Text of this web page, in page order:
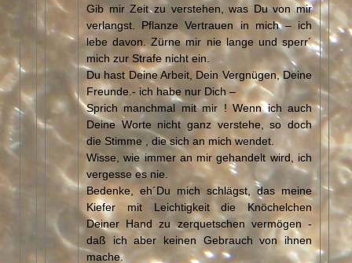
Gib mir Zeit zu verstehen, was Du von mir
verlangst. Pflanze Vertrauen in mich – ich
lebe davon. Zürne mir nie lange und sperr´
mich zur Strafe nicht ein.
Du hast Deine Arbeit, Dein Vergnügen, Deine
Freunde.- ich habe nur Dich –
Sprich manchmal mit mir ! Wenn ich auch
Deine Worte nicht ganz verstehe, so doch
die Stimme , die sich an mich wendet.
Wisse, wie immer an mir gehandelt wird, ich
vergesse es nie.
Bedenke, eh´Du mich schlägst, das meine
Kiefer mit Leichtigkeit die Knöchelchen
Deiner Hand zu zerquetschen vermögen -
daß ich aber keinen Gebrauch von ihnen
mache.